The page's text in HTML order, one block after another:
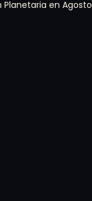
Planetaria en Agosto